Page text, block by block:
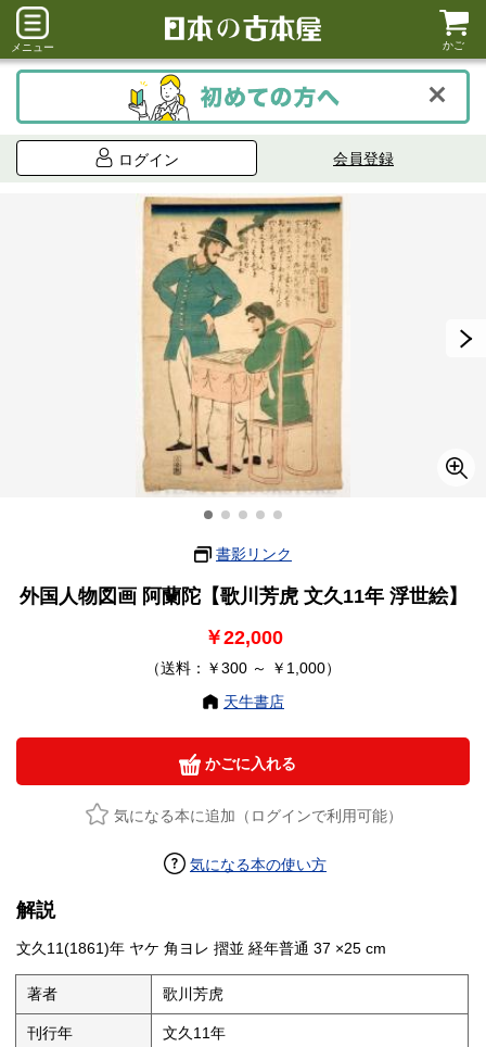
メニュー かご
ログイン 会員登録
書影リンク
外国人物図画 阿蘭陀【歌川芳虎 文久11年 浮世絵】
￥22,000
（送料：￥300 ～ ￥1,000）
天牛書店
かごに入れる
気になる本に追加（ログインで利用可能）
気になる本の使い方
解説
文久11(1861)年 ヤケ 角ヨレ 摺並 経年普通 37 ×25 cm
著者 歌川芳虎
刊行年 文久11年